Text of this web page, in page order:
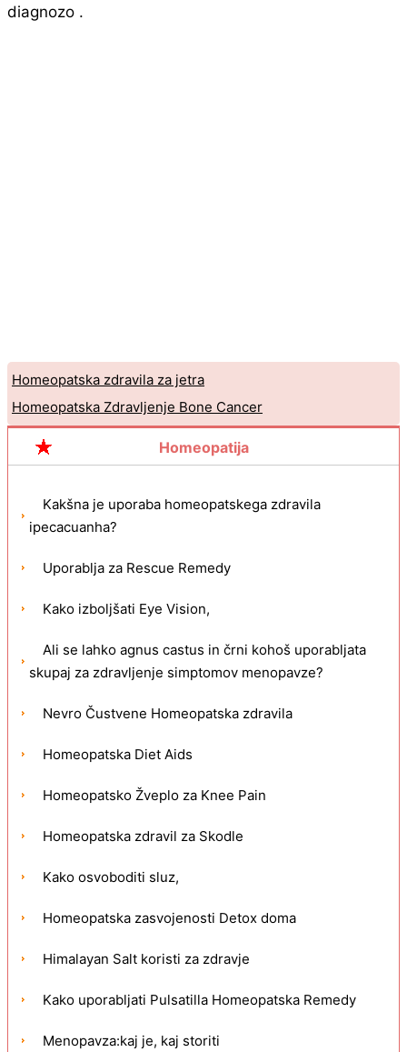
diagnozo .
Homeopatska zdravila za jetra
Homeopatska Zdravljenje Bone Cancer
Homeopatija
Kakšna je uporaba homeopatskega zdravila
ipecacuanha?
Uporablja za Rescue Remedy
Kako izboljšati Eye Vision,
Ali se lahko agnus castus in črni kohoš uporabljata
skupaj za zdravljenje simptomov menopavze?
Nevro Čustvene Homeopatska zdravila
Homeopatska Diet Aids
Homeopatsko Žveplo za Knee Pain
Homeopatska zdravil za Skodle
Kako osvoboditi sluz,
Homeopatska zasvojenosti Detox doma
Himalayan Salt koristi za zdravje
Kako uporabljati Pulsatilla Homeopatska Remedy
Menopavza:kaj je, kaj storiti